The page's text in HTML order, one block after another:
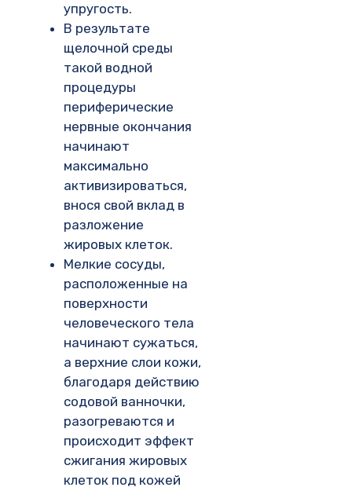
упругость.
В результате
щелочной среды
такой водной
процедуры
периферические
нервные окончания
начинают
максимально
активизироваться,
внося свой вклад в
разложение
жировых клеток.
Мелкие сосуды,
расположенные на
поверхности
человеческого тела
начинают сужаться,
а верхние слои кожи,
благодаря действию
содовой ванночки,
разогреваются и
происходит эффект
сжигания жировых
клеток под кожей